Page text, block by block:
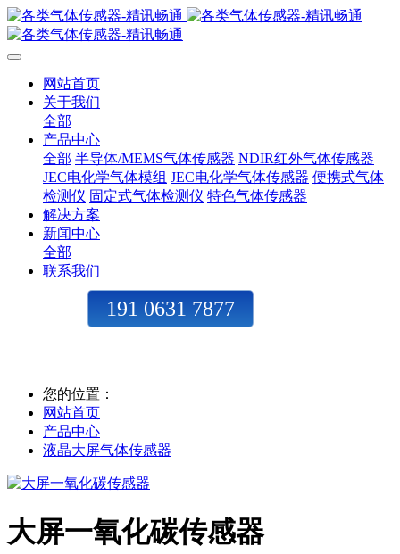
网站首页
关于我们
全部
产品中心
全部 半导体/MEMS气体传感器 NDIR红外气体传感器
JEC电化学气体模组 JEC电化学气体传感器 便携式气体
检测仪 固定式气体检测仪 特色气体传感器
解决方案
新闻中心
全部
联系我们
191 0631 7877
您的位置：
网站首页
产品中心
液晶大屏气体传感器
大屏一氧化碳传感器